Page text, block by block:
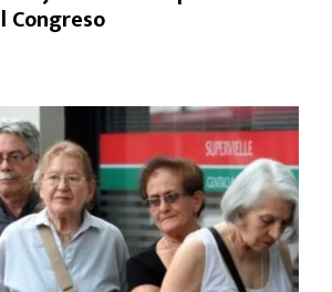
Congreso